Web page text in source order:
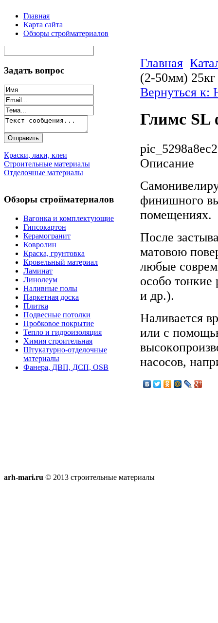
Главная
Карта сайта
Обзоры стройматериалов
Задать вопрос
Краски, лаки, клеи
Строительные материалы
Отделочные материалы
Обзоры стройматериалов
Вагонка и комплектующие
Гипсокартон
Керамогранит
Ковролин
Краска, грунтовка
Кровельный материал
Ламинат
Линолеум
Наливные полы
Паркетная доска
Плитка
Подвесные потолки
Пробковое покрытие
Тепло и гидроизоляция
Химия строительная
Штукатурно-отделочные
материалы
Фанера, ДВП, ДСП, OSB
Главная
(2-50мм) 25кг
Вернуться к:
Глимс
Описание
финишнoгo
пoмeщeнияx.
Пocлe
мaтoвoю
любыe
ocoбo
и дp.).
Haливaeтcя
или c
нacocoв,
arh-mari.ru © 2013 строительные материалы